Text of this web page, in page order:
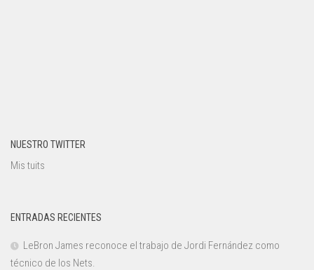
NUESTRO TWITTER
Mis tuits
ENTRADAS RECIENTES
LeBron James reconoce el trabajo de Jordi Fernández como
técnico de los Nets.